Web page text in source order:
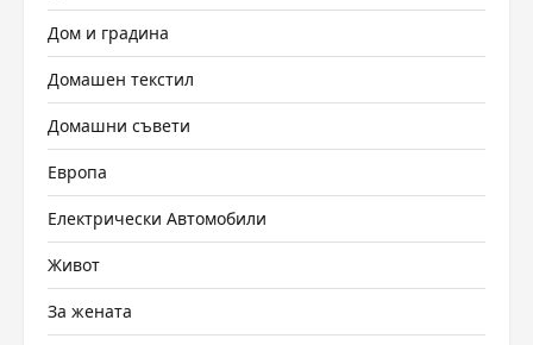
Дом и градина
Домашен текстил
Домашни съвети
Европа
Електрически Автомобили
Живот
За жената